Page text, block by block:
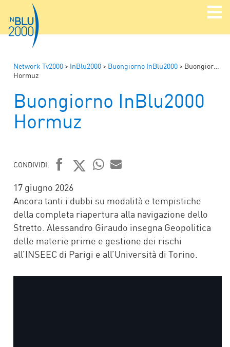
Network Tv2000 > InBlu2000 > Buongiorno InBlu2000 > Buongiorno InBlu2000
Hormuz
Buongiorno InBlu2000
Hormuz
CONDIVIDI:
FACEBOOK
TWITTER
17 giugno 2026
Ancora tanti i dubbi su modalità e tempistiche
della completa riapertura alla navigazione dello
Stretto. Alessandro Giraudo insegna Geopolitica
delle materie prime e gestione dei rischi
all’INSEEC di Parigi e all’Università di Torino.